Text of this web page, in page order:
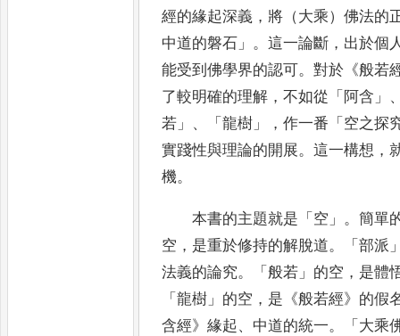
經的緣起深義 ， 將（大乘）佛法的
中道的磐石 」 。這一論斷 ， 出於個
能受到佛學界的認可。對於 《般若
了較明確的理解 ，不如從 「 阿含 」
若 」、「龍樹 」，作一番 「 空之探
實踐性與理論的開展。這一構想 ，
機。
本書的主題就是 「 空 」。簡單
空 ， 是重於修持的解脫道。「部派
法義的論究。「般若 」 的空 ， 是體
「龍樹 」 的空 ， 是 《般若經》 的假
含經》緣起、 中道的統一。「 大乘